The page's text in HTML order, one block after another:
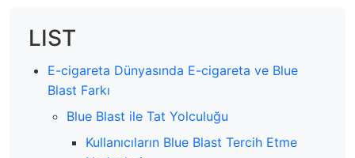
LIST
E-cigareta Dünyasında E-cigareta ve Blue
Blast Farkı
Blue Blast ile Tat Yolculuğu
Kullanıcıların Blue Blast Tercih Etme